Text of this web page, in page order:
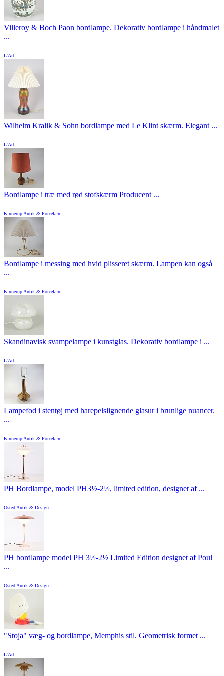
Villeroy & Boch Paon bordlampe. Dekorativ bordlampe i håndmalet
...
L'Art
Wilhelm Kralik & Sohn bordlampe med Le Klint skærm. Elegant ...
L'Art
Bordlampe i træ med rød stofskærm Producent ...
Kinnerup Antik & Porcelæn
Bordlampe i messing med hvid plisseret skærm. Lampen kan også
...
Kinnerup Antik & Porcelæn
Skandinavisk svampelampe i kunstglas. Dekorativ bordlampe i ...
L'Art
Lampefod i stentøj med harepelslignende glasur i brunlige nuancer.
...
Kinnerup Antik & Porcelæn
PH Bordlampe, model PH3½-2½, limited edition, designet af ...
Osted Antik & Design
PH bordlampe model PH 3½-2½ Limited Edition designet af Poul
...
Osted Antik & Design
"Stoja" væg- og bordlampe, Memphis stil. Geometrisk formet ...
L'Art